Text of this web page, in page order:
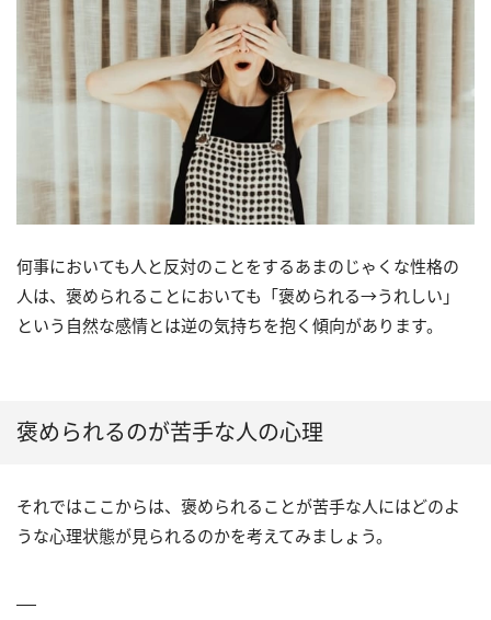
何事においても人と反対のことをするあまのじゃくな性格の
人は、褒められることにおいても「褒められる→うれしい」
という自然な感情とは逆の気持ちを抱く傾向があります。
褒められるのが苦手な人の心理
それではここからは、褒められることが苦手な人にはどのよ
うな心理状態が見られるのかを考えてみましょう。